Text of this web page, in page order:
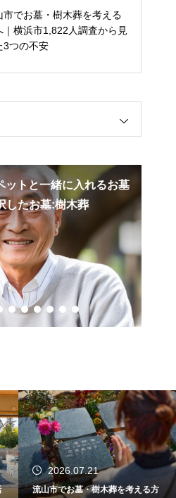
市でお墓・樹木葬を考える
｜横浜市1,822人調査から見
3つの不安
式】流山市 樹木葬「彩華」
いてのご報告
トと一緒に入れるお墓
たお墓:樹木葬
2026.07.21
流山市でお墓・樹木葬を考える方